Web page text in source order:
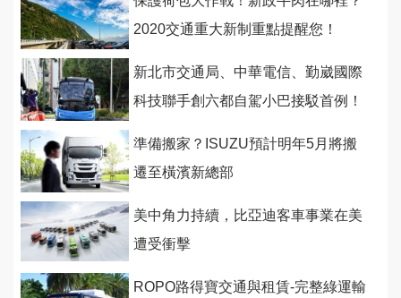
2020交通重大新制重點提醒您！
新北市交通局、中華電信、勤崴國際
科技聯手創六都自駕小巴接駁首例！
準備搬家？ISUZU預計明年5月將搬
遷至橫濱新總部
美中角力持續，比亞迪客車事業在美
遭受衝擊
ROPO路得寶交通與租賃-完整綠運輸